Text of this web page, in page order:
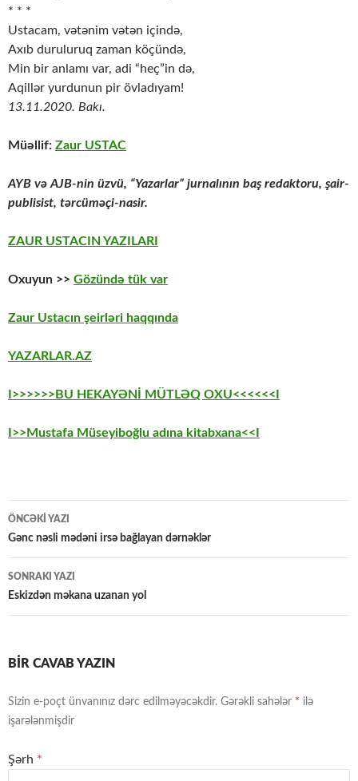
* * *
Ustacam, vətənim vətən içində,
Axıb duruluruq zaman köçündə,
Min bir anlamı var, adi “heç”in də,
Aqillər yurdunun pir övladıyam!
13.11.2020. Bakı.
Müəllif: Zaur USTAC
AYB və AJB-nin üzvü, “Yazarlar” jurnalının baş redaktoru, şair-
publisist, tərcüməçi-nasir.
ZAUR USTACIN YAZILARI
Oxuyun >> Gözündə tük var
Zaur Ustacın şeirləri haqqında
YAZARLAR.AZ
I>>>>>>BU HEKAYƏNİ MÜTLƏQ OXU<<<<<<I
I>>Mustafa Müseyiboğlu adına kitabxana<<I
Yazılar
üzrə
naviqasiya
ÖNCƏKI YAZI
Gənc nəsli mədəni irsə bağlayan dərnəklər
SONRAKI YAZI
Eskizdən məkana uzanan yol
BIR CAVAB YAZIN
Sizin e-poçt ünvanınız dərc edilməyəcəkdir. Gərəkli sahələr * ilə
işarələnmişdir
Şərh *